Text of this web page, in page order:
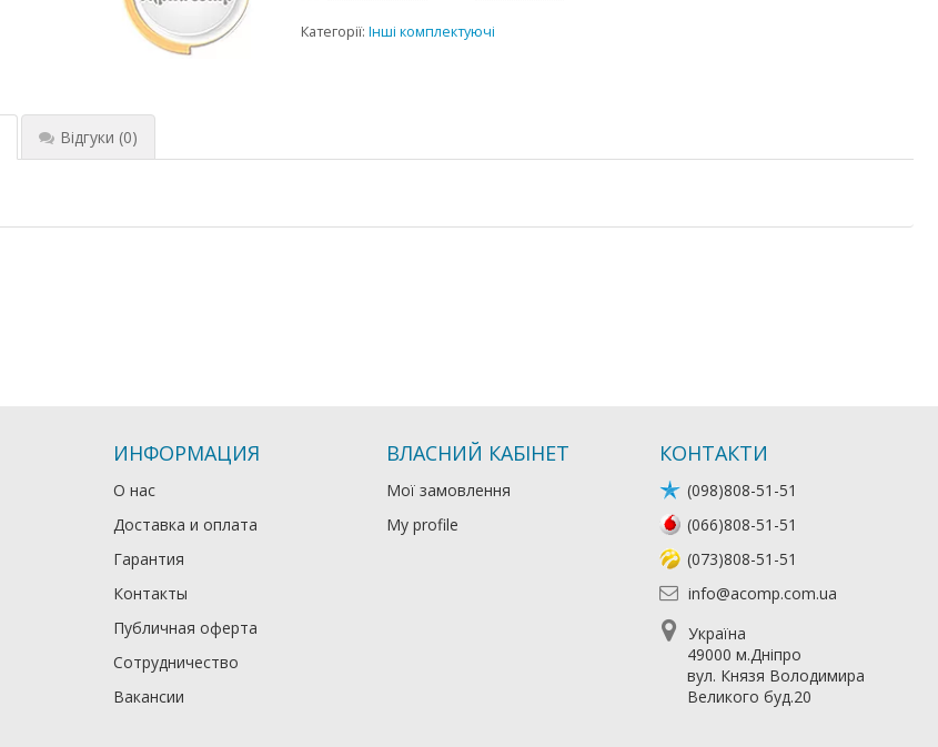
Категорії:Інші комплектуючі
Відгуки (0)
ИНФОРМАЦИЯ
О нас
Доставка и оплата
Гарантия
Контакты
Публичная оферта
Сотрудничество
Вакансии
ВЛАСНИЙ КАБІНЕТ
Мої замовлення
My profile
КОНТАКТИ
(098)808-51-51
(066)808-51-51
(073)808-51-51
info@acomp.com.ua
Україна
49000 м.Дніпро
вул. Князя Володимира
Великого буд.20